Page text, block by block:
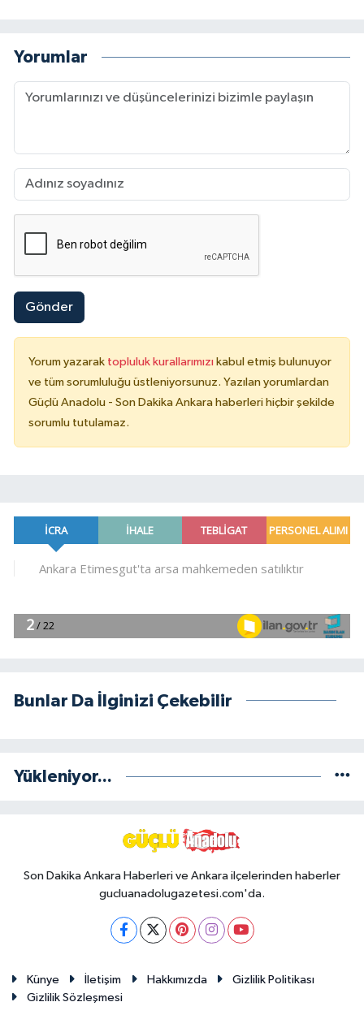
Yorumlar
Gönder
Yorum yazarak topluluk kurallarımızı kabul etmiş bulunuyor
ve tüm sorumluluğu üstleniyorsunuz. Yazılan yorumlardan
Güçlü Anadolu - Son Dakika Ankara haberleri hiçbir şekilde
sorumlu tutulamaz.
Bunlar Da İlginizi Çekebilir
Yükleniyor...
Son Dakika Ankara Haberleri ve Ankara ilçelerinden haberler
gucluanadolugazetesi.com'da.
Künye İletişim Hakkımızda
Gizlilik Politikası
Gizlilik Sözleşmesi